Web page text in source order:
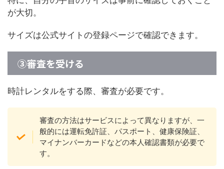
が大切。
サイズは公式サイトの登録ページで確認できます。
③審査を受ける
時計レンタルをする際、審査が必要です。
審査の方法はサービスによって異なりますが、一
般的には運転免許証、パスポート、健康保険証、
マイナンバーカードなどの本人確認書類が必要で
す。